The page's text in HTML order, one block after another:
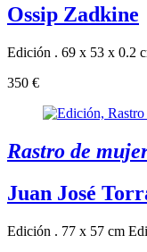
Ossip Zadkine
Edición . 69 x 53 x 0.2
350 €
Rastro de
Juan José
Edición . 77 x 57 cm